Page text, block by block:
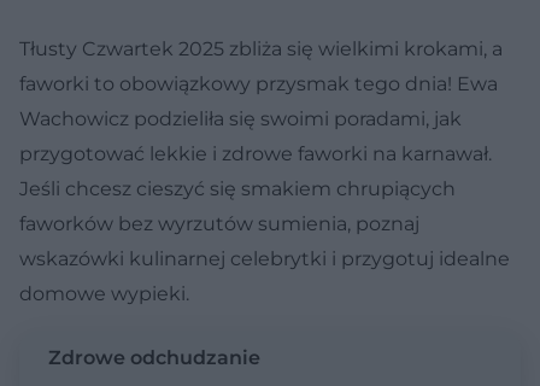
Tłusty Czwartek 2025 zbliża się wielkimi krokami, a
faworki to obowiązkowy przysmak tego dnia! Ewa
Wachowicz podzieliła się swoimi poradami, jak
przygotować lekkie i zdrowe faworki na karnawał.
Jeśli chcesz cieszyć się smakiem chrupiących
faworków bez wyrzutów sumienia, poznaj
wskazówki kulinarnej celebrytki i przygotuj idealne
domowe wypieki.
Zdrowe odchudzanie